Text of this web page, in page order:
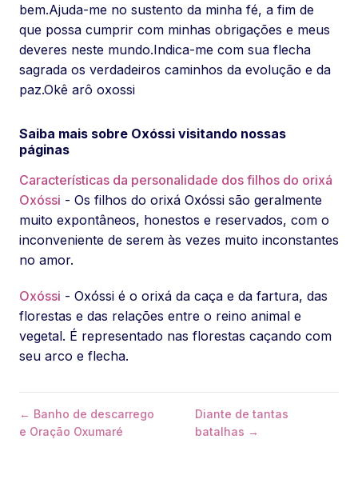
bem.Ajuda-me no sustento da minha fé, a fim de
que possa cumprir com minhas obrigações e meus
deveres neste mundo.Indica-me com sua flecha
sagrada os verdadeiros caminhos da evolução e da
paz.⁠⁠⁠⁠Okê arô oxossi
Saiba mais sobre Oxóssi visitando nossas
páginas
Características da personalidade dos filhos do orixá
Oxóssi - Os filhos do orixá Oxóssi são geralmente
muito expontâneos, honestos e reservados, com o
inconveniente de serem às vezes muito inconstantes
no amor.
Oxóssi - Oxóssi é o orixá da caça e da fartura, das
florestas e das relações entre o reino animal e
vegetal. É representado nas florestas caçando com
seu arco e flecha.
← Banho de descarrego
e Oração Oxumaré
Diante de tantas
batalhas →